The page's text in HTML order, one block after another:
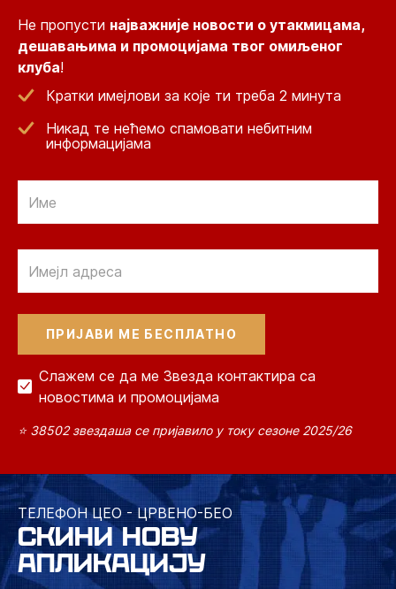
Не пропусти најважније новости о утакмицама,
дешавањима и промоцијама твог омиљеног
клуба!
Кратки имејлови за које ти треба 2 минута
Никад те нећемо спамовати небитним
информацијама
Слажем се да ме Звезда контактира са
новостима и промоцијама
⭐ 38502 звездаша се пријавило у току сезоне 2025/26
ТЕЛЕФОН ЦЕО - ЦРВЕНО-БЕО
СКИНИ НОВУ
АПЛИКАЦИЈУ